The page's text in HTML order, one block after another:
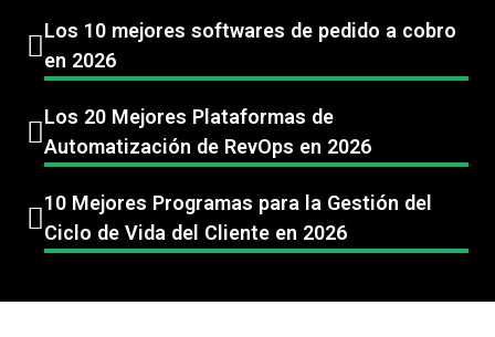
Los 10 mejores softwares de pedido a cobro
en 2026
Los 20 Mejores Plataformas de
Automatización de RevOps en 2026
10 Mejores Programas para la Gestión del
Ciclo de Vida del Cliente en 2026